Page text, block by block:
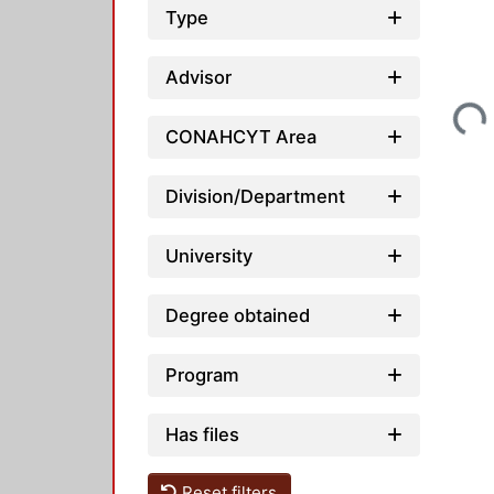
Type
Advisor
CONAHCYT Area
Division/Department
University
Degree obtained
Program
Has files
Loading...